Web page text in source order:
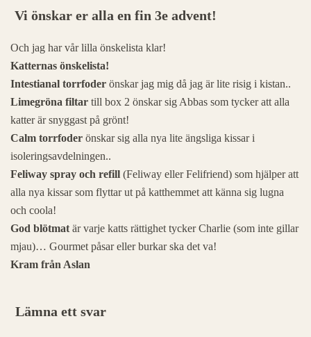
Vi önskar er alla en fin 3e advent!
Och jag har vår lilla önskelista klar!
Katternas önskelista!
Intestianal torrfoder önskar jag mig då jag är lite risig i kistan..
Limegröna filtar till box 2 önskar sig Abbas som tycker att alla
katter är snyggast på grönt!
Calm torrfoder önskar sig alla nya lite ängsliga kissar i
isoleringsavdelningen..
Feliway spray och refill (Feliway eller Felifriend) som hjälper att
alla nya kissar som flyttar ut på katthemmet att känna sig lugna
och coola!
God blötmat är varje katts rättighet tycker Charlie (som inte gillar
mjau)… Gourmet påsar eller burkar ska det va!
Kram från Aslan
Lämna ett svar